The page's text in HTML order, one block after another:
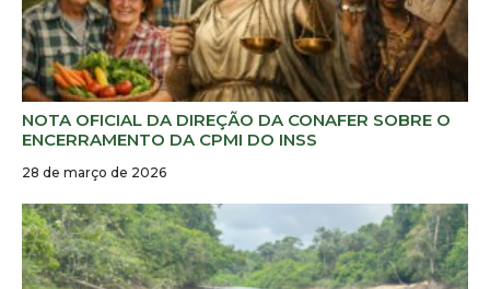
NOTA OFICIAL DA DIREÇÃO DA CONAFER SOBRE O
ENCERRAMENTO DA CPMI DO INSS
28 de março de 2026